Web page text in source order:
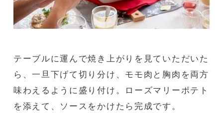
テーブルに運んで焼き上がりを見ていただいた
ら、一旦下げて切り分け、モモ肉と胸肉を両方
味わえるように盛り付け。ローズマリーポテト
を添えて、ソースをかけたら完成です。